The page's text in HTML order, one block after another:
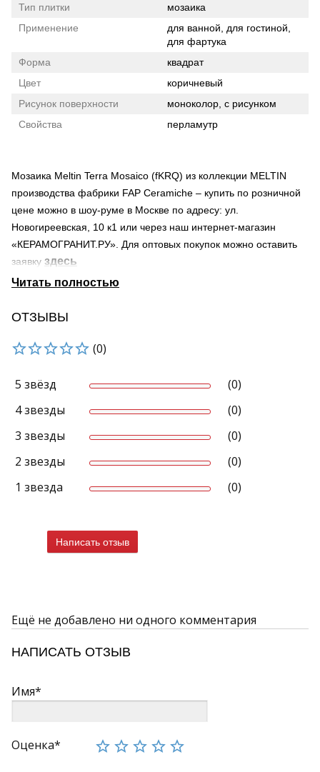
Тип плитки
мозаика
Применение
для ванной, для гостиной,
для фартука
Форма
квадрат
Цвет
коричневый
Рисунок поверхности
моноколор, с рисунком
Свойства
перламутр
Мозаика Meltin Terra Mosaico (fKRQ) из коллекции MELTIN
производства фабрики FAP Ceramiche – купить по розничной
цене можно в шоу-руме в Москве по адресу: ул.
Новогиреевская, 10 к1 или через наш интернет-магазин
«КЕРАМОГРАНИТ.РУ». Для оптовых покупок можно оставить
заявку здесь
Страна происхождения – Италия
(рельефная)
для фартука
Продукция нашей компании может быть доставлена в города
Узнать о наличии товара на складе можно по телефону +7-
495-966-38-80 и 8-800-707-44-50 (звонок по России
Реальный вид продукта может отличаться от приведенного
изображения.
Представленные на сайте коллекции имеют фотографии
интерьеров и отдельных плиток.
ОТЗЫВЫ
(0)
5 звёзд
(0)
4 звезды
(0)
3 звезды
(0)
2 звезды
(0)
1 звезда
(0)
Написать отзыв
Ещё не добавлено ни одного комментария
НАПИСАТЬ ОТЗЫВ
Имя*
Оценка*